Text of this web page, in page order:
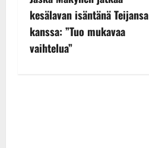
n
a
kesälavan isäntänä Teijansa
kanssa: ”Tuo mukavaa
vaihtelua”